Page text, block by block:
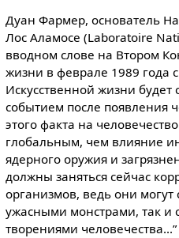
Дуан Фармер, основатель
Лос Аламосе (Laboratoire
вводном слове на Втором
жизни в феврале 1989 года
Искусственной жизни
событием после появления
этого факта на
глобальным, чем влияние
ядерного оружия и
должны заняться сейчас
организмов, ведь они могут
ужасными монстрами, так
творениями человечества...”